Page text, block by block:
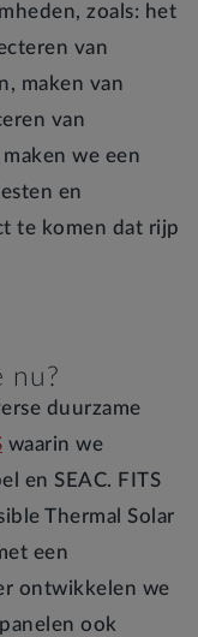
zoals: het
van
maken van
van
we een
en
te komen dat rijp
nu?
duurzame
waarin we
en SEAC. FITS
Thermal Solar
een
ontwikkelen we
ook